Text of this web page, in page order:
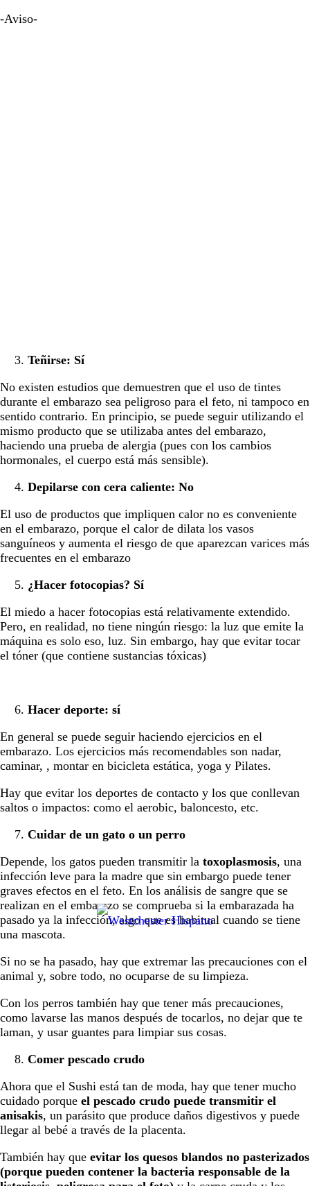
-Aviso-
Teñirse: Sí
No existen estudios que demuestren que el uso de tintes
durante el embarazo sea peligroso para el feto, ni tampoco en
sentido contrario. En principio, se puede seguir utilizando el
mismo producto que se utilizaba antes del embarazo,
haciendo una prueba de alergia (pues con los cambios
hormonales, el cuerpo está más sensible).
Depilarse con cera caliente: No
El uso de productos que impliquen calor no es conveniente
en el embarazo, porque el calor de dilata los vasos
sanguíneos y aumenta el riesgo de que aparezcan varices más
frecuentes en el embarazo
¿Hacer fotocopias? Sí
El miedo a hacer fotocopias está relativamente extendido.
Pero, en realidad, no tiene ningún riesgo: la luz que emite la
máquina es solo eso, luz. Sin embargo, hay que evitar tocar
el tóner (que contiene sustancias tóxicas)
Hacer deporte: sí
En general se puede seguir haciendo ejercicios en el
embarazo. Los ejercicios más recomendables son nadar,
caminar, , montar en bicicleta estática, yoga y Pilates.
Hay que evitar los deportes de contacto y los que conllevan
saltos o impactos: como el aerobic, baloncesto, etc.
Cuidar de un gato o un perro
Depende, los gatos pueden transmitir la toxoplasmosis, una
infección leve para la madre que sin embargo puede tener
graves efectos en el feto. En los análisis de sangre que se
realizan en el embarazo se comprueba si la embarazada ha
pasado ya la infección, algo que es habitual cuando se tiene
una mascota.
Si no se ha pasado, hay que extremar las precauciones con el
animal y, sobre todo, no ocuparse de su limpieza.
Con los perros también hay que tener más precauciones,
como lavarse las manos después de tocarlos, no dejar que te
laman, y usar guantes para limpiar sus cosas.
Comer pescado crudo
Ahora que el Sushi está tan de moda, hay que tener mucho
cuidado porque el pescado crudo puede transmitir el
anisakis, un parásito que produce daños digestivos y puede
llegar al bebé a través de la placenta.
También hay que evitar los quesos blandos no pasterizados
(porque pueden contener la bacteria responsable de la